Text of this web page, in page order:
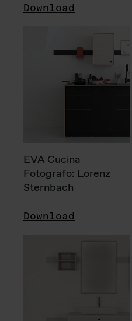
Download
EVA Cucina
Fotografo: Lorenz
Sternbach
Download